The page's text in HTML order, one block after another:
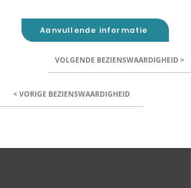
Aanvullende informatie
VOLGENDE BEZIENSWAARDIGHEID >
< VORIGE BEZIENSWAARDIGHEID